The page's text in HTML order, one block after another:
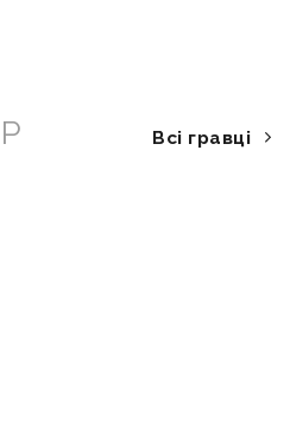
Всі гравці